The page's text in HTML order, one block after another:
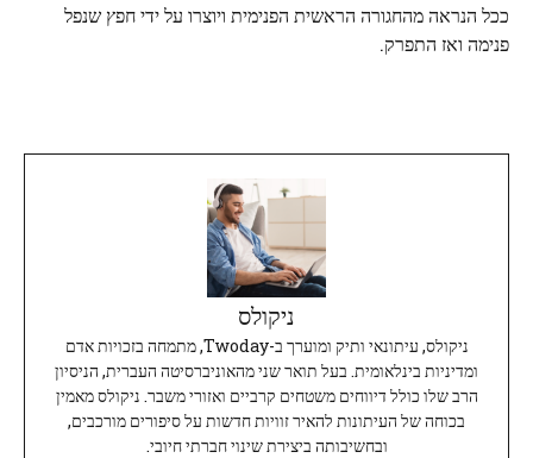
ככל הנראה מהחגורה הראשית הפנימית ויוצרו על ידי חפץ שנפל
פנימה ואז התפרק.
ניקולס
ניקולס, עיתונאי ותיק ומוערך ב-Twoday, מתמחה בזכויות אדם
ומדיניות בינלאומית. בעל תואר שני מהאוניברסיטה העברית, הניסיון
הרב שלו כולל דיווחים משטחים קרביים ואזורי משבר. ניקולס מאמין
בכוחה של העיתונות להאיר זוויות חדשות על סיפורים מורכבים,
ובחשיבותה ביצירת שינוי חברתי חיובי.